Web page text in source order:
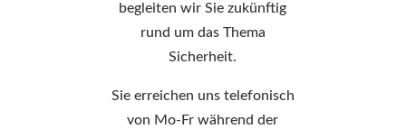
begleiten wir Sie zukünftig
rund um das Thema
Sicherheit.
Sie erreichen uns telefonisch
von Mo-Fr während der